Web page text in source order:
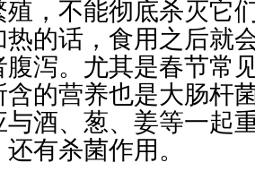
殖，不能彻底杀灭它
热的话，食用之后就
腹泻。尤其是春节常
含的营养也是大肠杆
与酒、葱、姜等一起
有杀菌作用。